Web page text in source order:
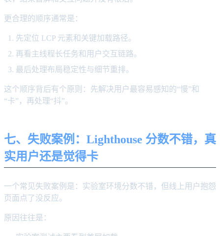
更合理的顺序通常是：
先定位 LCP 元素和关键加载路径。
再看主线程长任务和用户交互链路。
最后处理布局稳定性与细节重排。
这个顺序背后有个原则：先解决用户最容易感知的“慢”和
“卡”，再处理“抖”。
七、失败案例：Lighthouse 分数不错，真
实用户还是觉得卡
一个常见失败案例是：实验室环境分数不错，但线上用户抱怨
页面点了没反应。
原因往往是：